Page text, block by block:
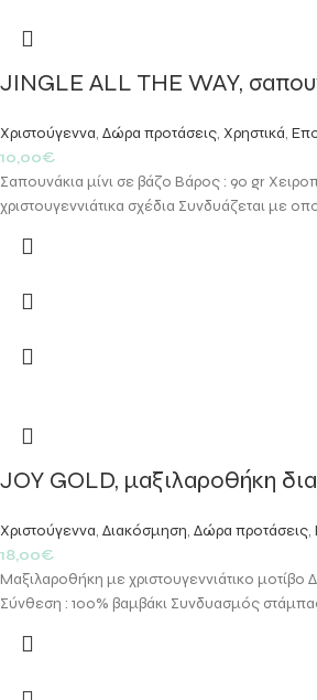
JINGLE ALL THE WAY,
Χριστούγεννα, Δώρα προτάσεις, Χρηστικά,
10,00€
Σαπουνάκια μίνι σε βάζο Βάρος : 90 gr
χριστουγεννιάτικα σχέδια Συνδυάζεται με
JOY GOLD, μαξιλαροθήκη
Χριστούγεννα, Διακόσμηση, Δώρα προτάσεις,
18,00€
Μαξιλαροθήκη με χριστουγεννιάτικο μοτίβο
Σύνθεση : 100% βαμβάκι Συνδυασμός